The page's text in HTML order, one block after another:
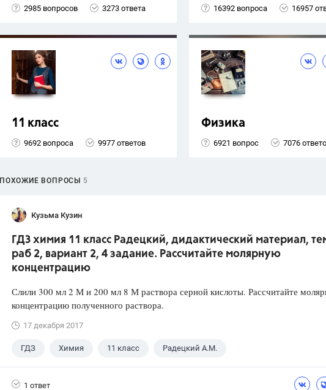
2985 вопросов 3273 ответа 16392 вопроса 16957
11 класс
9692 вопроса 9977 ответов
Физика
6921 вопрос 7076
ПОХОЖИЕ ВОПРОСЫ 5
Кузьма Кузин
ГДЗ химия 11 класс Радецкий, дидактический материал,
раб 2, вариант 2, 4 задание. Рассчитайте молярную
концентрацию
Слили 300 мл 2 М и 200 мл 8 М раствора серной кислоты. Рассчитайте
концентрацию полученного раствора.
17 декабря 2017
ГДЗ Химия 11 класс Радецкий А.М.
1 ответ